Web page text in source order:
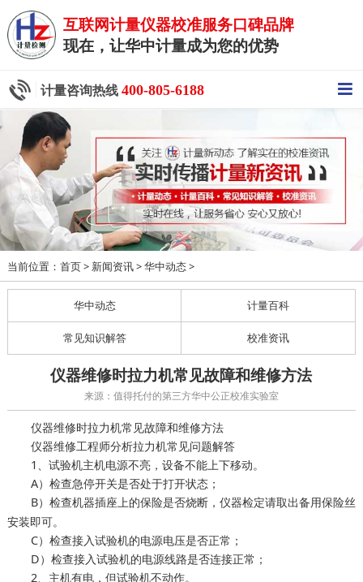
互联网计量仪器校准服务口碑品牌
现在，让华中计量成为您的优势
计量咨询热线 400-805-6188
当前位置： 首页> 新闻资讯> 华中动态>
华中动态 计量百科
常见知识解答 校准资讯
仪器维修时拉力机常见故障和维修方法
来源：值得托付的第三方华中公正校准实验室
仪器维修时拉力机常见故障和维修方法
仪器维修工程师分析拉力机常见问题解答
1、试验机主机电源不亮，设备不能上下移动。
A）检查急停开关是否处于打开状态；
B）检查机器插座上的保险是否烧断， 仪器检定请取出备用保险丝
安装即可。
C）检查接入试验机的电源电压是否正常；
D）检查接入试验机的电源线路是否连接正常；
2、主机有电，但试验机不动作。